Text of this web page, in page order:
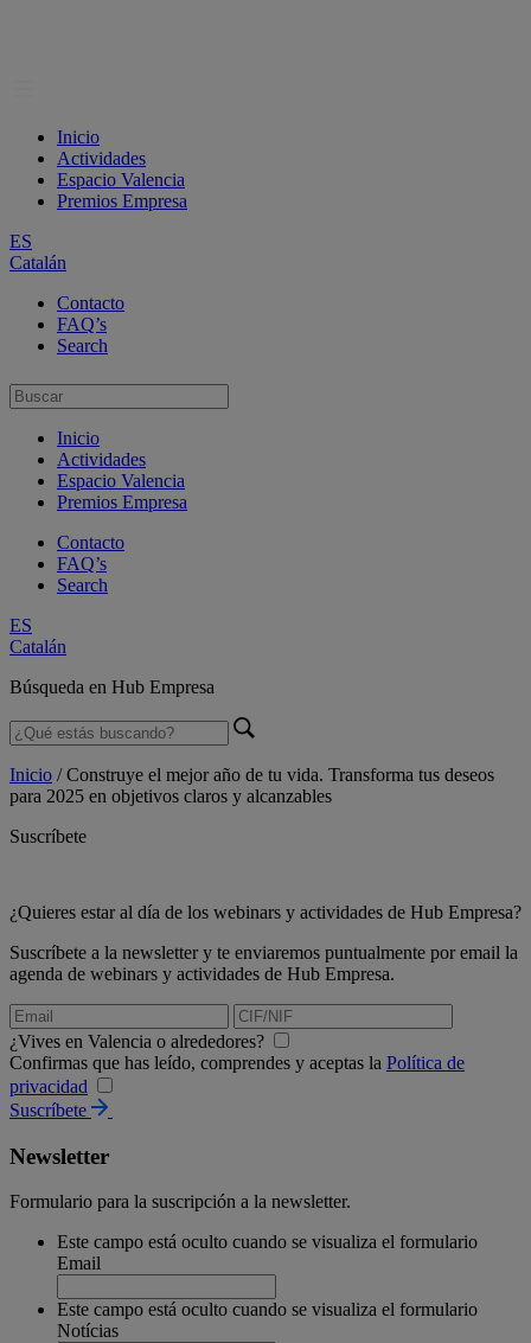
Inicio
Actividades
Espacio Valencia
Premios Empresa
ES
Catalán
Contacto
FAQ’s
Search
Inicio
Actividades
Espacio Valencia
Premios Empresa
Contacto
FAQ’s
Search
ES
Catalán
Búsqueda en Hub Empresa
Inicio /Construye el mejor año de tu vida. Transforma tus deseos
para 2025 en objetivos claros y alcanzables
Suscríbete
¿Quieres estar al día de los webinars y actividades de Hub Empresa?
Suscríbete a la newsletter y te enviaremos puntualmente por email la
agenda de webinars y actividades de Hub Empresa.
¿Vives en Valencia o alrededores?
Confirmas que has leído, comprendes y aceptas la Política de
privacidad
Suscríbete
Newsletter
Formulario para la suscripción a la newsletter.
Este campo está oculto cuando se visualiza el formulario
Email
Este campo está oculto cuando se visualiza el formulario
Notícias